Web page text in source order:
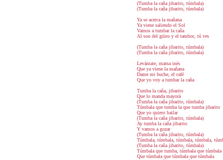
(Tumba la caña jibarito, túmbala)
(Tumba la caña jibarito, túmbala)
Ya se acerca la mañana
Ya viene saliendo el Sol
Vamos a tumbar la caña
Al son del güiro y el tambor, tú ves
(Tumba la caña jibarito, túmbala)
(Tumba la caña jibarito, túmbala)
Levántate, mama inés
Que ya viene la mañana
Dame mi buche, el café
Que yo voy a tumbar la caña
Tumba la caña, jibarito
Que lo manda mayorá
(Tumba la caña jibarito, túmbala)
Túmbala que tumba la que tumba jibarito
Que yo quiero bailar
(Tumba la caña jibarito, túmbala)
Ay tumba la caña jibarito
Y vamos a gozar
(Tumba la caña jibarito, túmbala)
Túmbala, túmbala, túmbala, túmbala,
(Tumba la caña jibarito, túmbala)
Túmbala que tumba, túmbala que túmbala
Que túmbala que túmbala que túmbala